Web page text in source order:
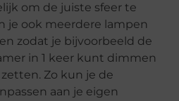
om de juiste sfeer te
je ook meerdere lampen
zodat je bijvoorbeeld de
in 1 keer kunt dimmen
Zo kun je de
aan je eigen